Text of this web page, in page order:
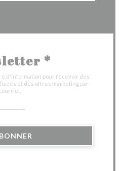
*
d'information pour recevoir des
et des offres marketing par